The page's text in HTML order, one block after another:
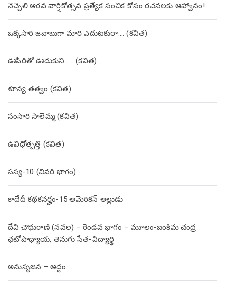
నెచ్చెలి ఆరవ వార్షికోత్సవ ప్రత్యేక సంచిక కోసం రచనలకు ఆహ్వానం!
ఒక్కసారి జవాబుగా మారి ఎదుటకురా…. (కవిత)
ఊపిరితో ఊదుకుని…… (కవిత)
శూన్య తత్వం (కవిత)
సంసారి సాలెమ్మ (కవిత)
ఉవిధోత్పత్తి (కవిత)
సస్య-10 (చివరి భాగం)
కాదేదీ కథకనర్హం-15 అమెరికన్ అల్లుడు
దేవి చౌధురాణి (నవల) – రెండవ భాగం – మూలం-బంకిమ చంద్ర
ఛటోపాధ్యాయ, తెనుగు సేత-విద్యార్థి
అనుసృజన – అద్దం